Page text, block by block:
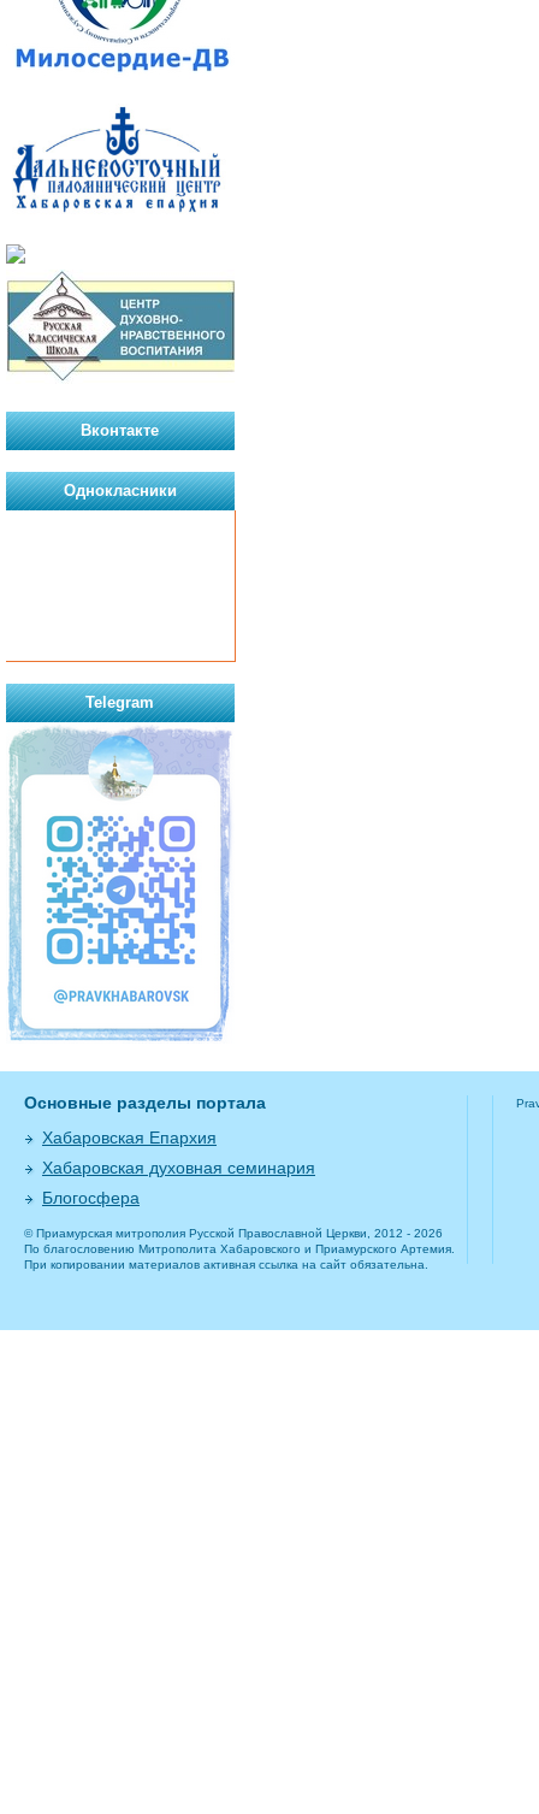
Вконтакте
Однокласники
Telegram
Основные разделы портала
Хабаровская Епархия
Хабаровская духовная семинария
Блогосфера
© Приамурская митрополия Русской Православной Церкви, 2012 - 2026
По благословению Митрополита Хабаровского и Приамурского Артемия.
При копировании материалов активная ссылка на сайт обязательна.